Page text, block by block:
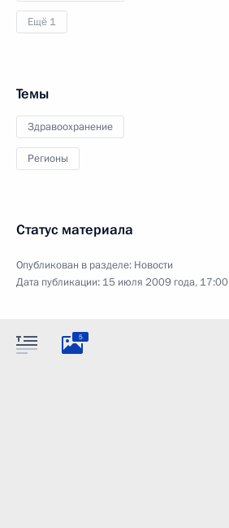
Ещё 1
Темы
Здравоохранение
Регионы
Статус материала
Опубликован в разделе: Новости
Дата публикации: 15 июля 2009 года, 17:00
5